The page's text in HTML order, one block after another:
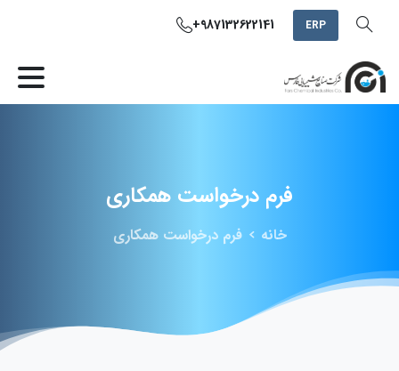
ERP
+987132622141
فرم درخواست همکاری
خانه فرم درخواست همکاری